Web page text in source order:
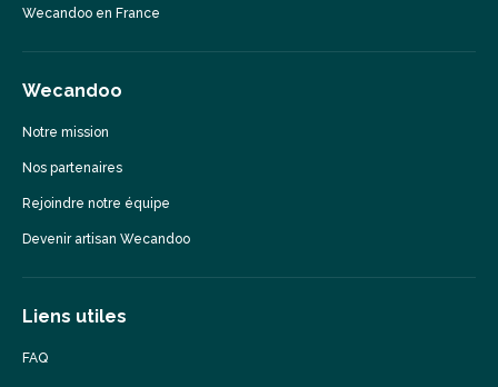
Wecandoo en France
Wecandoo
Notre mission
Nos partenaires
Rejoindre notre équipe
Devenir artisan Wecandoo
Liens utiles
FAQ